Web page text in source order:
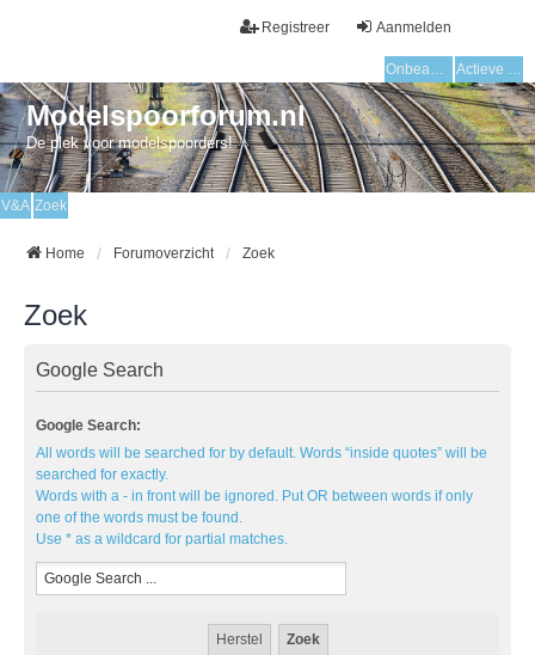
Aanmelden
Registreer
Onbeantwoorde onderwerpen Actieve onderwerpen
Modelspoorforum.nl
De plek voor modelspoorders!
V&A Zoek
Home Forumoverzicht Zoek
Zoek
Google Search
Google Search:
All words will be searched for by default. Words “inside quotes” will be
searched for exactly.
Words with a - in front will be ignored. Put OR between words if only
one of the words must be found.
Use * as a wildcard for partial matches.